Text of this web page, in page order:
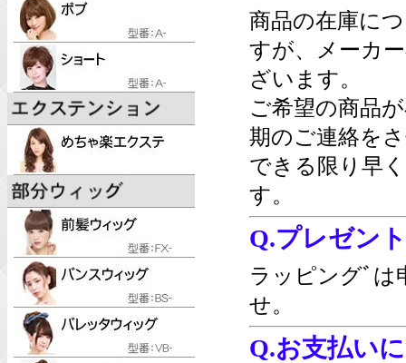
商品の在庫に
すが、メーカ
ざいます。
ご希望の商品
期のご連絡を
できる限り早
す。
Q.プレゼン
ラッピングﾞは
せ。
Q.お支払い